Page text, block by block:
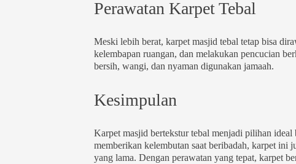
Perawatan Karpet Tebal
Meski lebih berat, karpet masjid tebal tetap bisa
kelembapan ruangan, dan melakukan pencucian
bersih, wangi, dan nyaman digunakan jamaah.
Kesimpulan
Karpet masjid bertekstur tebal menjadi pilihan
memberikan kelembutan saat beribadah, karpet ini
yang lama. Dengan perawatan yang tepat, karpet